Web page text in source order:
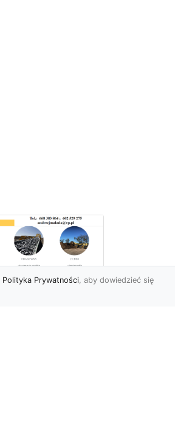
Polityka Prywatności, aby dowiedzieć się